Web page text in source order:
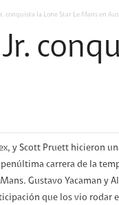
conquista la Lone Star Le Mans en
y Scott Pruett hicieron
carrera de la
Gustavo Yacaman y
que los vio rodar